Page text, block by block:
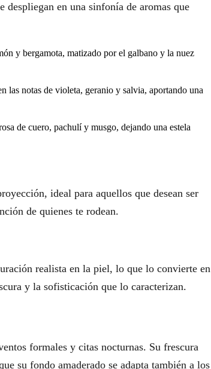
en una sinfonía de aromas que
y bergamota, matizado por el galbano y la nuez
las notas de violeta, geranio y salvia, aportando una
de cuero, pachulí y musgo, dejando una estela
ideal para aquellos que desean ser
de quienes te rodean.
realista en la piel, lo que lo convierte en
y la sofisticación que lo caracterizan.
formales y citas nocturnas. Su frescura
su fondo amaderado se adapta también a los